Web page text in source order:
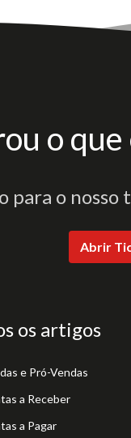
o
para o
Abrir
os artigos
e Pró-Vendas
a Receber
a Pagar